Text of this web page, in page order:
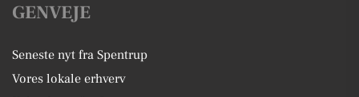
GENVEJE
Seneste nyt fra Spentrup
Vores lokale erhverv